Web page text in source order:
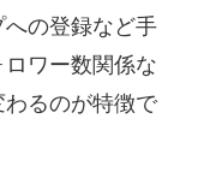
の登録など手
ワー数関係な
わるのが特徴で